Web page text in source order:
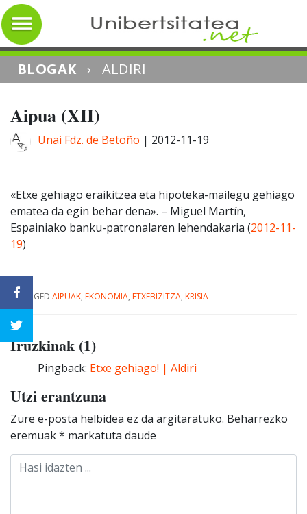
BLOGAK › ALDIRI
Aipua (XII)
Unai Fdz. de Betoño | 2012-11-19
«Etxe gehiago eraikitzea eta hipoteka-mailegu gehiago
ematea da egin behar dena». – Miguel Martín,
Espainiako banku-patronalaren lehendakaria (2012-11-
19)
|TAGGED AIPUAK, EKONOMIA, ETXEBIZITZA, KRISIA
Iruzkinak (1)
Pingback: Etxe gehiago! | Aldiri
Utzi erantzuna
Zure e-posta helbidea ez da argitaratuko. Beharrezko
eremuak* markatuta daude